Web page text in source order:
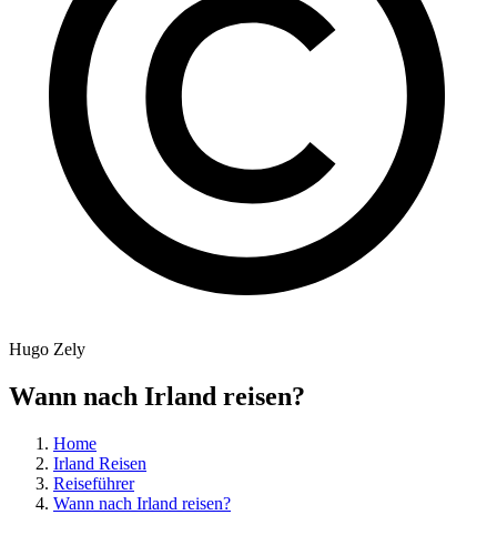
Hugo Zely
Wann nach Irland reisen?
Home
Irland Reisen
Reiseführer
Wann nach Irland reisen?